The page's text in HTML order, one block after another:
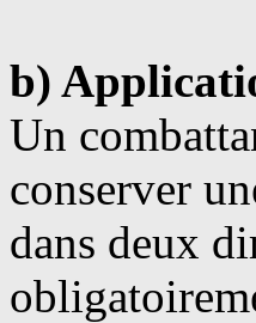
b)
Un
conserver
dans deux